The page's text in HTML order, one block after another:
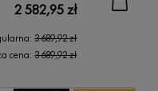
2 582,95 zł
3 689,92 zł
cena:3 689,92 zł